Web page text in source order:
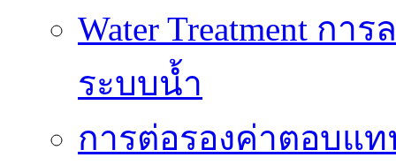
Water Treatment ก
ระบบน้ำ
การต่อรองค่าตอบแ